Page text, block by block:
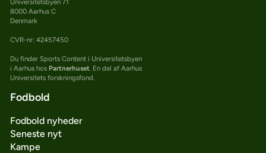
Universitetsbyen 71
8000 Aarhus C
Denmark
CVR-nr: 42457450
Du finder Sports Content i Universitetsbyen
i Aarhus hos Partnerhuset. En del af Aarhus
Universitets forskningsfond.
Fodbold
Fodbold nyheder
Seneste nyt
Kampe